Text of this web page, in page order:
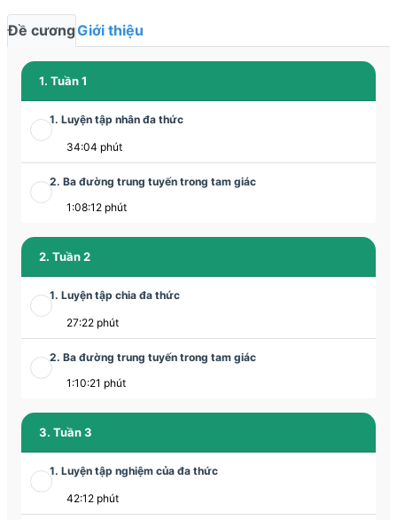
Đề cươngGiới thiệu
1. Tuần 1
1. Luyện tập nhân đa thức
34:04 phút
2. Ba đường trung tuyến trong tam giác
1:08:12 phút
2. Tuần 2
1. Luyện tập chia đa thức
27:22 phút
2. Ba đường trung tuyến trong tam giác
1:10:21 phút
3. Tuần 3
1. Luyện tập nghiệm của đa thức
42:12 phút